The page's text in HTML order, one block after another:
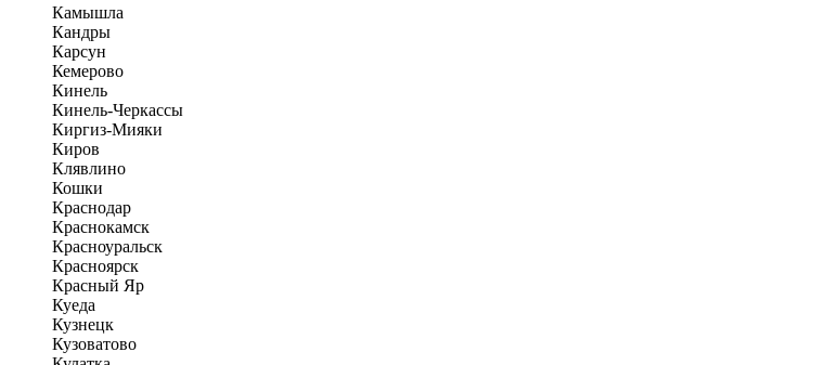
Камышла
Кандры
Карсун
Кемерово
Кинель
Кинель-Черкассы
Киргиз-Мияки
Киров
Клявлино
Кошки
Краснодар
Краснокамск
Красноуральск
Красноярск
Красный Яр
Куеда
Кузнецк
Кузоватово